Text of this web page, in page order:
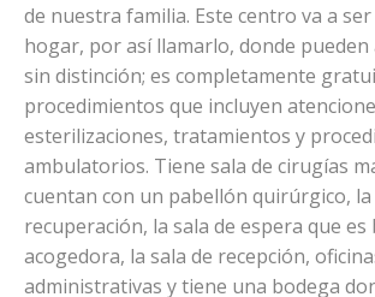
de nuestra familia. Este centro va a
hogar, por así llamarlo, donde pueden
sin distinción; es completamente
procedimientos que incluyen
esterilizaciones, tratamientos y
ambulatorios. Tiene sala de cirugías
cuentan con un pabellón quirúrgico, la
recuperación, la sala de espera que
acogedora, la sala de recepción,
administrativas y tiene una bodega